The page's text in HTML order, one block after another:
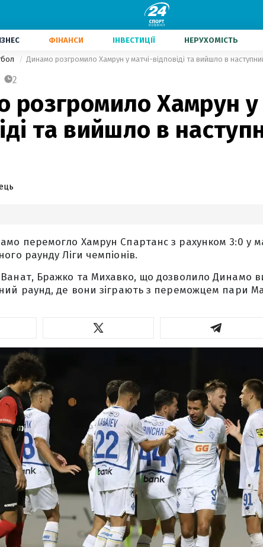
ФІНАНСИ ІНВЕСТИЦІЇ НЕРУХОМІСТЬ
Динамо розгромило Хамрун у матчі-відповіді та вийшло в
2
розгромило Хамрун у
та вийшло в
перемогло Хамрун Спартанс з рахунком 3:0 у
раунду Ліги чемпіонів.
Бражко та Михавко, що дозволило Динамо
раунд, де вони зіграють з переможцем пари